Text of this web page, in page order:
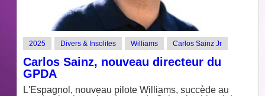
2025 Divers & Insolites Williams Carlos Sainz Jr
Carlos Sainz, nouveau directeur du
GPDA
L'Espagnol, nouveau pilote Williams, succède au